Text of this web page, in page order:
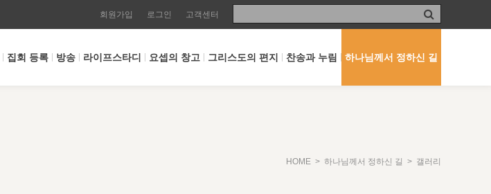
회원가입 로그인 고객센터
집회 등록 방송 라이프스타디 요셉의 창고 그리스도의 편지 찬송과 누림 하나님께서 정하신 길
HOME > 하나님께서 정하신 길 > 갤러리